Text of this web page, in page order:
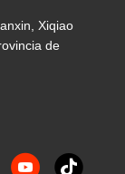
Xiqiao
de